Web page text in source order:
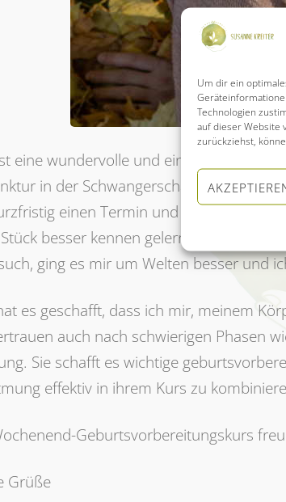
Um dir ein
Technologien
auf dieser Website
zurückziehst,
eine wundervolle und einfühlsame
in der Schwangerschaft
einen Termin und hat sich
besser kennen gelernt, es
ging es mir um Welten besser und
es geschafft, dass ich mir, meinem
auch nach schwierigen Phasen
Sie schafft es wichtige
effektiv in ihrem Kurs zu
Geburtsvorbereitungskurs
Grüße